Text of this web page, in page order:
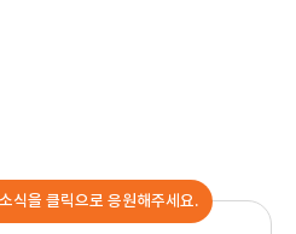
식을 클릭으로 응원해주세요.